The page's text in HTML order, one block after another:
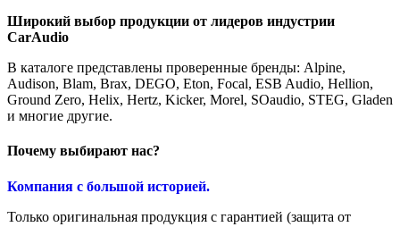
Широкий выбор продукции от лидеров индустрии
CarAudio
В каталоге представлены проверенные бренды: Alpine,
Audison, Blam, Brax, DEGO, Eton, Focal, ESB Audio, Hellion,
Ground Zero, Helix, Hertz, Kicker, Morel, SOaudio, STEG, Gladen
и многие другие.
Почему выбирают нас?
Компания с большой историей.
Только оригинальная продукция с гарантией (защита от